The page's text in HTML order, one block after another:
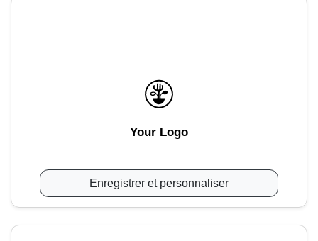
Your Logo
Enregistrer et personnaliser